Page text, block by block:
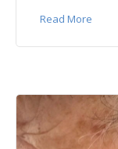
Read More